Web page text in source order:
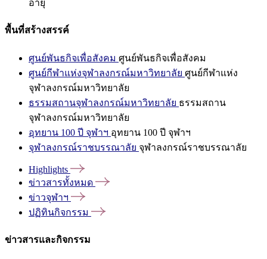
อายุ
พื้นที่สร้างสรรค์
ศูนย์พันธกิจเพื่อสังคม ศูนย์พันธกิจเพื่อสังคม
ศูนย์กีฬาแห่งจุฬาลงกรณ์มหาวิทยาลัย ศูนย์กีฬาแห่ง
จุฬาลงกรณ์มหาวิทยาลัย
ธรรมสถานจุฬาลงกรณ์มหาวิทยาลัย ธรรมสถาน
จุฬาลงกรณ์มหาวิทยาลัย
อุทยาน 100 ปี จุฬาฯ อุทยาน 100 ปี จุฬาฯ
จุฬาลงกรณ์ราชบรรณาลัย จุฬาลงกรณ์ราชบรรณาลัย
Highlights
ข่าวสารทั้งหมด
ข่าวจุฬาฯ
ปฏิทินกิจกรรม
ข่าวสารและกิจกรรม